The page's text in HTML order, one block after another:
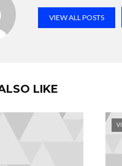
VIEW ALL POSTS
LIKE